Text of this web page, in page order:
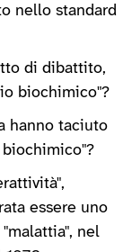
nello standard
di dibattito,
biochimico"?
hanno taciuto
essere uno
nel